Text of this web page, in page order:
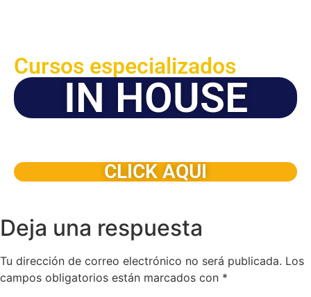
Cursos especializados
IN HOUSE
CLICK AQUI
Deja una respuesta
Tu dirección de correo electrónico no será publicada. Los
campos obligatorios están marcados con *